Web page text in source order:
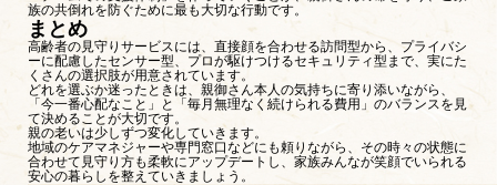
族の共倒れを防ぐために最も大切な行動です。
まとめ
高齢者の見守りサービスには、直接顔を合わせる訪問型から、プライバシ
ーに配慮したセンサー型、プロが駆けつけるセキュリティ型まで、実にた
くさんの選択肢が用意されています。
どれを選ぶか迷ったときは、親御さん本人の気持ちに寄り添いながら、
「今一番心配なこと」と「毎月無理なく続けられる費用」のバランスを見
て決めることが大切です。
親の老いは少しずつ変化していきます。
地域のケアマネジャーや専門窓口などにも頼りながら、その時々の状態に
合わせて見守り方も柔軟にアップデートし、家族みんなが笑顔でいられる
安心の暮らしを整えていきましょう。